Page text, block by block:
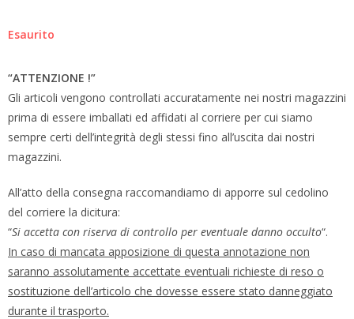
Esaurito
“ATTENZIONE !”
Gli articoli vengono controllati accuratamente nei nostri magazzini
prima di essere imballati ed affidati al corriere per cui siamo
sempre certi dell’integrità degli stessi fino all’uscita dai nostri
magazzini.
All’atto della consegna raccomandiamo di apporre sul cedolino
del corriere la dicitura:
“Si accetta con riserva di controllo per eventuale danno occulto“.
In caso di mancata apposizione di questa annotazione non
saranno assolutamente accettate eventuali richieste di reso o
sostituzione dell’articolo che dovesse essere stato danneggiato
durante il trasporto.